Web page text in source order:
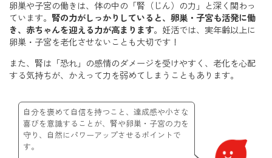
卵巣や子宮の働きは、体の中の「腎（じん）の力」と深く関わっ
ています。 腎の力がしっかりしていると、卵巣・子宮も活発に働
き、赤ちゃんを迎える力が高まります。妊活では、実年齢以上に
卵巣・子宮を老化させないことも大切です！
また、腎は「恐れ」の感情のダメージを受けやすく、老化を心配
する気持ちが、かえって力を弱めてしまうこともあります。
自分を褒めて自信を持つこと、達成感や小さな
喜びを意識することが、腎や卵巣・子宮の力を
守り、自然にパワーアップさせるポイントで
す。